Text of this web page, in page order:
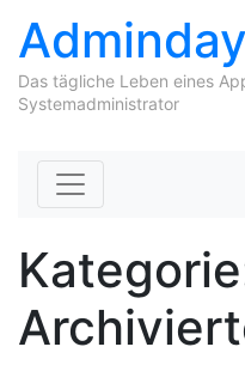
Das tägliche Leben eines
Systemadministrator